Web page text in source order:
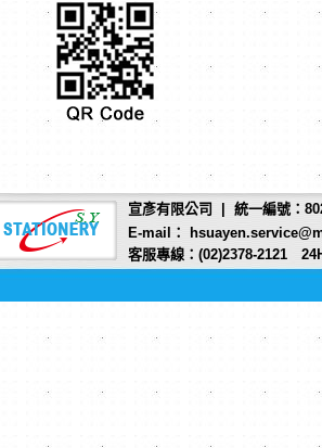
宣彥有限公司 | 統一編號：
E-mail：
客服專線：(02)2378-2121